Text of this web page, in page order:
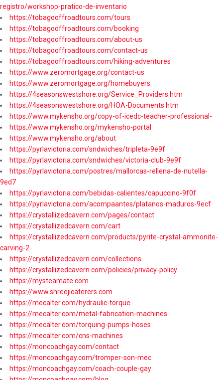
registro/workshop-pratico-de-inventario
https://tobagooffroadtours.com/tours
https://tobagooffroadtours.com/booking
https://tobagooffroadtours.com/about-us
https://tobagooffroadtours.com/contact-us
https://tobagooffroadtours.com/hiking-adventures
https://www.zeromortgage.org/contact-us
https://www.zeromortgage.org/homebuyers
https://4seasonswestshore.org/Service_Providers.htm
https://4seasonswestshore.org/HOA-Documents.htm
https://www.mykensho.org/copy-of-icedc-teacher-professional-
https://www.mykensho.org/mykensho-portal
https://www.mykensho.org/about
https://pyrlavictoria.com/sndwiches/tripleta-9e9f
https://pyrlavictoria.com/sndwiches/victoria-club-9e9f
https://pyrlavictoria.com/postres/mallorcas-rellena-de-nutella-
9ed7
https://pyrlavictoria.com/bebidas-calientes/capuccino-9f0f
https://pyrlavictoria.com/acompaantes/platanos-maduros-9ecf
https://crystallizedcavern.com/pages/contact
https://crystallizedcavern.com/cart
https://crystallizedcavern.com/products/pyrite-crystal-ammonite-
carving-2
https://crystallizedcavern.com/collections
https://crystallizedcavern.com/policies/privacy-policy
https://mysteamate.com
https://www.shreejicaterers.com
https://mecalter.com/hydraulic-torque
https://mecalter.com/metal-fabrication-machines
https://mecalter.com/torquing-pumps-hoses
https://mecalter.com/cns-machines
https://moncoachgay.com/contact
https://moncoachgay.com/tromper-son-mec
https://moncoachgay.com/coach-couple-gay